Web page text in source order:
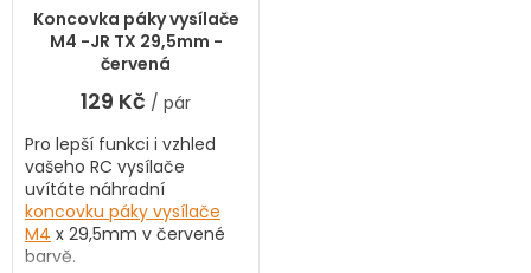
Koncovka páky vysílače
M4 -JR TX 29,5mm -
červená
129 Kč / pár
Pro lepší funkci i vzhled
vašeho RC vysílače
uvítáte náhradní
koncovku páky vysílače
M4 x 29,5mm v červené
barvě.